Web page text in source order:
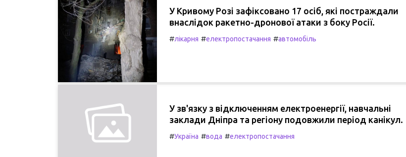
У Кривому Розі зафіксовано 17 осіб, які постраждали
внаслідок ракетно-дронової атаки з боку Росії.
#лікарня #електропостачання #автомобіль
У зв'язку з відключенням електроенергії, навчальні
заклади Дніпра та регіону подовжили період канікул.
#Україна #вода #електропостачання